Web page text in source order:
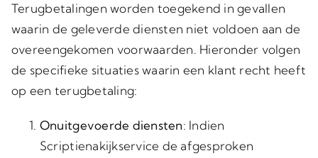
Terugbetalingen worden toegekend in gevallen
waarin de geleverde diensten niet voldoen aan de
overeengekomen voorwaarden. Hieronder volgen
de specifieke situaties waarin een klant recht heeft
op een terugbetaling:
Onuitgevoerde diensten: Indien
Scriptienakijkservice de afgesproken